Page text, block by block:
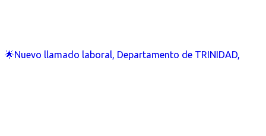
🌟Nuevo llamado laboral, Departamento de TRINIDAD,